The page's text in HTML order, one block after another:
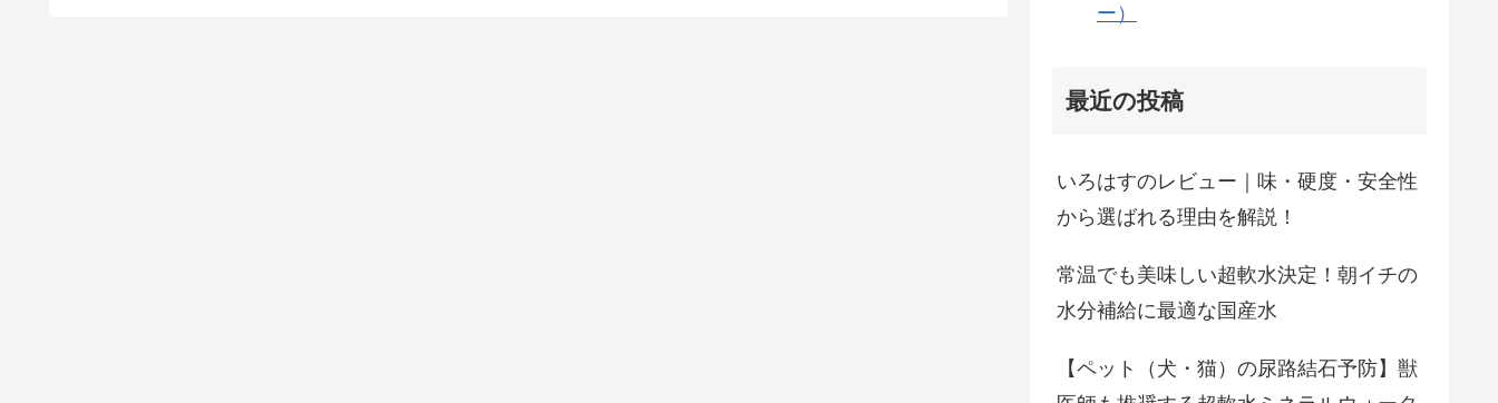
ー）
最近の投稿
いろはすのレビュー｜味・硬度・安全性
から選ばれる理由を解説！
常温でも美味しい超軟水決定！朝イチの
水分補給に最適な国産水
【ペット（犬・猫）の尿路結石予防】獣